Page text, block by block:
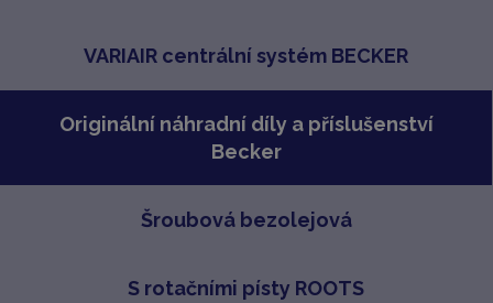
VARIAIR centrální systém BECKER
Originální náhradní díly a příslušenství
Becker
Šroubová bezolejová
S rotačními písty ROOTS